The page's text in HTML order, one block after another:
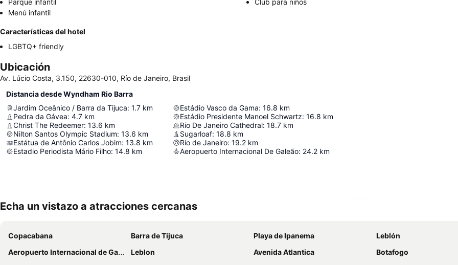
Parque infantil
Club para niños
Menú infantil
Características del hotel
LGBTQ+ friendly
Ubicación
Av. Lúcio Costa, 3.150, 22630-010, Río de Janeiro, Brasil
Distancia desde Wyndham Rio Barra
Jardim Oceânico / Barra da Tijuca: 1.7 km
Pedra da Gávea: 4.7 km
Christ The Redeemer: 13.6 km
Nilton Santos Olympic Stadium: 13.6 km
Estátua de Antônio Carlos Jobim: 13.8 km
Estadio Periodista Mário Filho: 14.8 km
Estádio Vasco da Gama: 16.8 km
Estádio Presidente Manoel Schwartz: 16.8 km
Rio De Janeiro Cathedral: 18.7 km
Sugarloaf: 18.8 km
Río de Janeiro: 19.2 km
Aeropuerto Internacional De Galeão: 24.2 km
Echa un vistazo a atracciones cercanas
Copacabana Barra de Tijuca Playa de Ipanema
Leblón
Aeropuerto Internacional de Galeão Antônio Carlos Jobim
Leblon Avenida Atlantica
Botafogo